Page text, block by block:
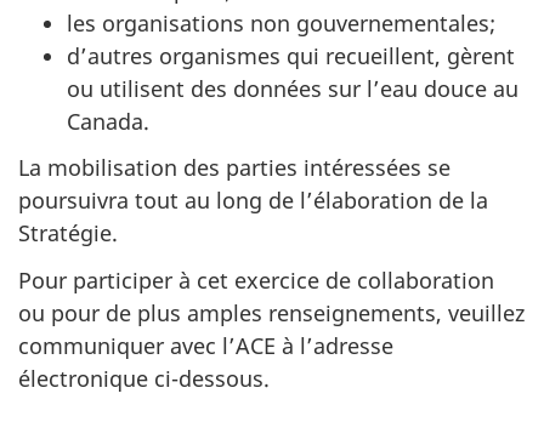
les organisations non gouvernementales;
d’autres organismes qui recueillent, gèrent
ou utilisent des données sur l’eau douce au
Canada.
La mobilisation des parties intéressées se
poursuivra tout au long de l’élaboration de la
Stratégie.
Pour participer à cet exercice de collaboration
ou pour de plus amples renseignements, veuillez
communiquer avec l’ACE à l’adresse
électronique ci-dessous.